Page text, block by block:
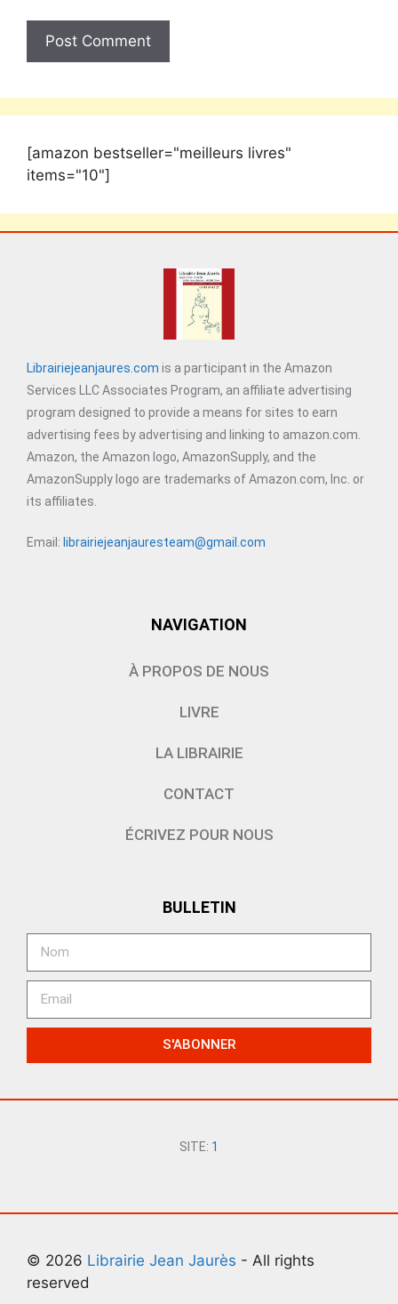
[amazon bestseller="meilleurs livres"
items="10"]
Librairiejeanjaures.com is a participant in the Amazon
Services LLC Associates Program, an affiliate advertising
program designed to provide a means for sites to earn
advertising fees by advertising and linking to amazon.com.
Amazon, the Amazon logo, AmazonSupply, and the
AmazonSupply logo are trademarks of Amazon.com, Inc. or
its affiliates.
Email: librairiejeanjauresteam@gmail.com
NAVIGATION
À PROPOS DE NOUS
LIVRE
LA LIBRAIRIE
CONTACT
ÉCRIVEZ POUR NOUS
BULLETIN
S'ABONNER
SITE: 1
© 2026 Librairie Jean Jaurès - All rights
reserved